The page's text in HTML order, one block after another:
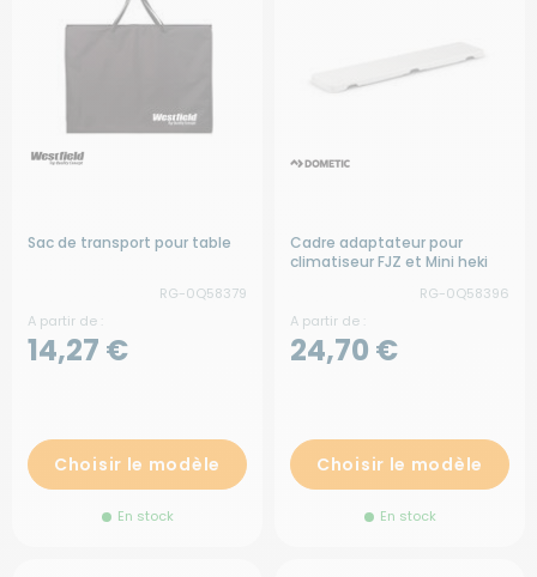
Sac de transport pour table
RG-0Q58379
A partir de :
14,27 €
Choisir le modèle
En stock
Cadre adaptateur pour
climatiseur FJZ et Mini heki
RG-0Q58396
A partir de :
24,70 €
Choisir le modèle
En stock